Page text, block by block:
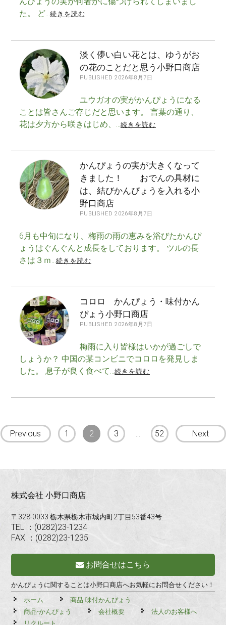
た。 ど…続きを読む
淡く儚い白い花とは、ゆうがお
の花のことだと思う小野口商店
PUBLISHED 2026年8月7日
ユウガオの実がかんぴょうになる
ことは皆さんご存じだと思います。 言葉の通り、
花は夕方から咲きはじめ、…続きを読む
かんぴょうの実が大きくなって
きました！ おでんの具材に
は、結びかんぴょうを入れる小
野口商店
PUBLISHED 2026年8月7日
6月も中旬になり、梅雨の雨の恵みを浴びたかんぴ
ょうはぐんぐんと成長をしております。 ツルの長
さは３ｍ…続きを読む
コロロ かんぴょう・味付かん
ぴょう小野口商店
PUBLISHED 2026年8月7日
梅雨に入り皆様はいかが過ごしで
しょうか？ 中国の某コンビニでコロロを発見しま
した。 息子が良く食べて…続きを読む
投
ナ
ー
シ
ョ
ン
Previous 1 2 3 … 52 Next
株式会社 小野口商店
〒328-0033 栃木県栃木市城内町2丁目53番43号
TEL ：(0282)23-1234
FAX ：(0282)23-1235
お問合せはこちら
かんぴょうに関することは小野口商店へお気軽にお問合せください！
ホーム
商品-味付かんぴょう
商品-かんぴょう
会社概要
法人のお客様へ
リクルート